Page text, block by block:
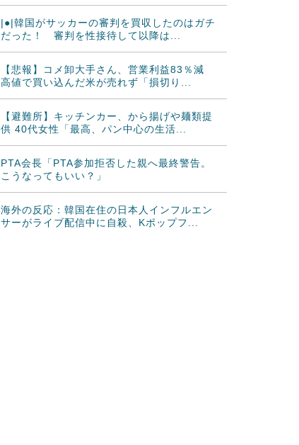
|●|韓国がサッカーの審判を買収したのはガチ
だった！ 審判を性接待して以降は...
【悲報】コメ卸大手さん、営業利益83％減
高値で買い込んだ米が売れず「損切り...
【避難所】キッチンカー、から揚げや麺類提
供 40代女性「最高、パン中心の生活...
PTA会長「PTA参加拒否した親へ最終警告。
こうなってもいい？」
海外の反応：韓国在住の日本人インフルエン
サーがライブ配信中に自殺、Kポップフ...